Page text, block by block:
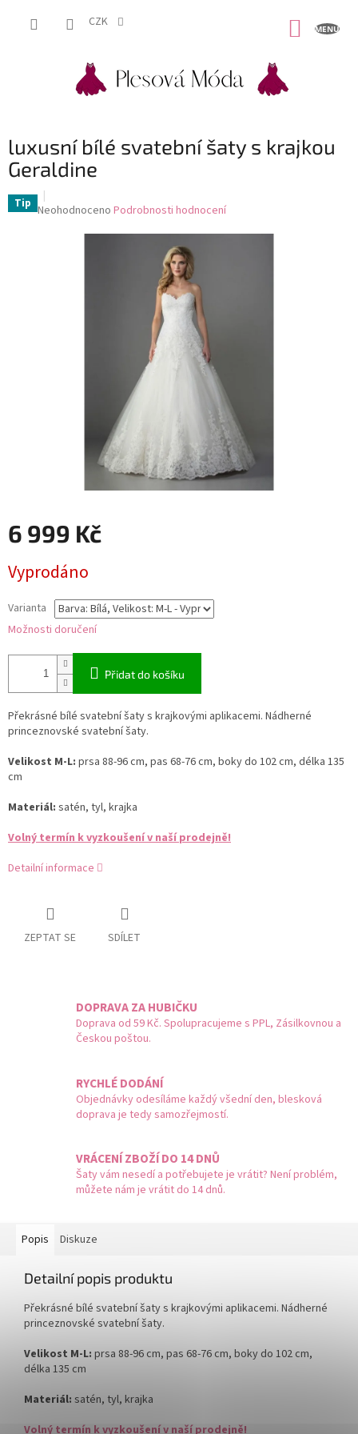
CZK
luxusní bílé svatební šaty s krajkou
Geraldine
Tip Průměrné
Neohodnoceno Podrobnosti hodnocení
6 999 Kč
cena:
Vyprodáno
Varianta
Možnosti doručení
Přidat do košíku
Překrásné bílé svatební šaty s krajkovými aplikacemi. Nádherné
princeznovské svatební šaty.
Velikost M-L: prsa 88-96 cm, pas 68-76 cm, boky do 102 cm, délka 135
cm
Materiál: satén, tyl, krajka
Volný termín k vyzkoušení v naší prodejně!
Detailní informace
ZEPTAT SE SDÍLET
DOPRAVA ZA HUBIČKU
Doprava od 59 Kč. Spolupracujeme s PPL, Zásilkovnou a
Českou poštou.
RYCHLÉ DODÁNÍ
Objednávky odesíláme každý všední den, blesková
doprava je tedy samozřejmostí.
VRÁCENÍ ZBOŽÍ DO 14 DNŮ
Šaty vám nesedí a potřebujete je vrátit? Není problém,
můžete nám je vrátit do 14 dnů.
Popis Diskuze
Detailní popis produktu
Překrásné bílé svatební šaty s krajkovými aplikacemi. Nádherné
princeznovské svatební šaty.
Velikost M-L: prsa 88-96 cm, pas 68-76 cm, boky do 102 cm,
délka 135 cm
Materiál: satén, tyl, krajka
Volný termín k vyzkoušení v naší prodejně!